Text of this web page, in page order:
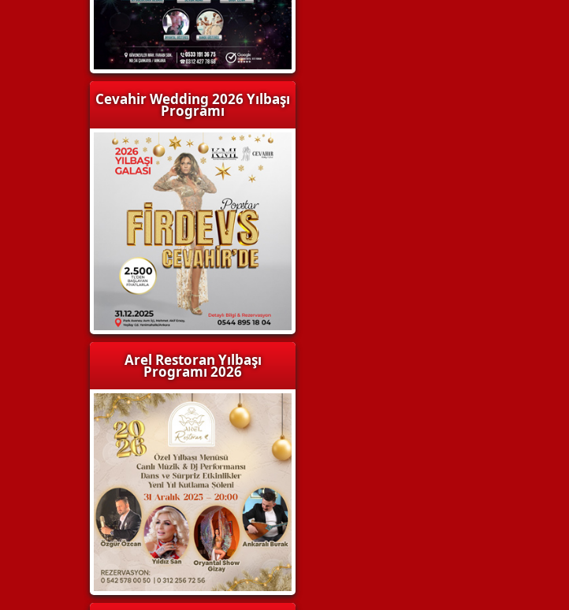
Cevahir Wedding 2026 Yılbaşı
Programı
Arel Restoran Yılbaşı
Programı 2026